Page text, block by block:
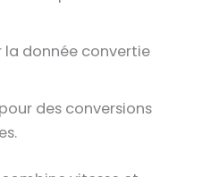
donnée convertie
des conversions